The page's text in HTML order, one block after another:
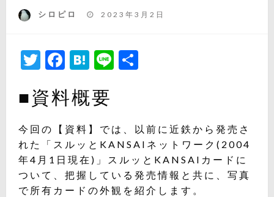
シロピロ
投
2023年3月2日
Twitter
Facebook
Hatena
Line
■資料概要
今回の【資料】では、以前に近鉄から発売さ
れた「スルッとKANSAIネットワーク(2004
年4月1日現在)」スルッとKANSAIカードに
ついて、把握している発売情報と共に、写真
で所有カードの外観を紹介します。